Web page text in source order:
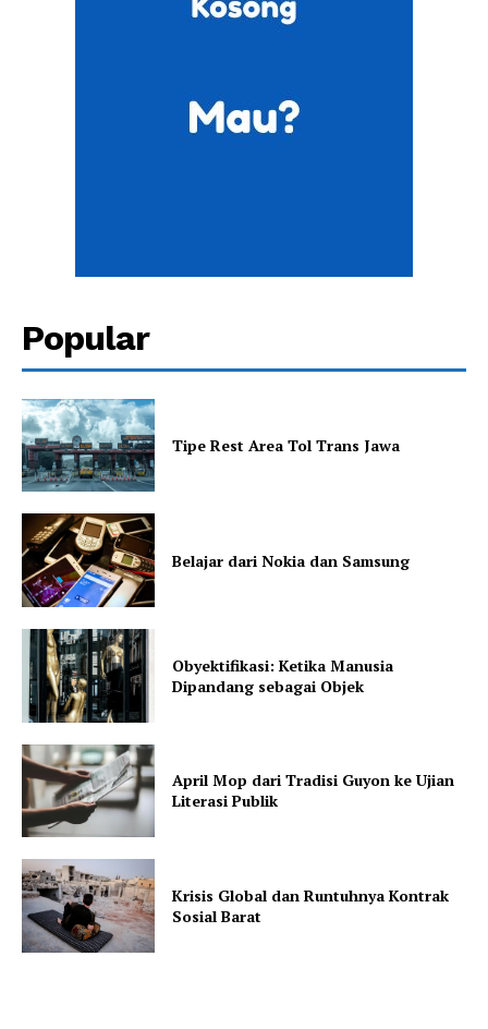
Ramadhan atau Ramadan?
Popular
Tipe Rest Area Tol Trans Jawa
Belajar dari Nokia dan Samsung
Obyektifikasi: Ketika Manusia
Dipandang sebagai Objek
April Mop dari Tradisi Guyon ke Ujian
Literasi Publik
Krisis Global dan Runtuhnya Kontrak
Sosial Barat